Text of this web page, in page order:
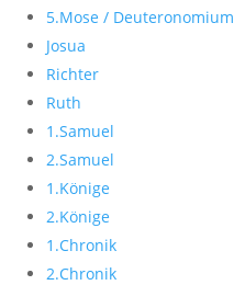
5.Mose / Deuteronomium
Josua
Richter
Ruth
1.Samuel
2.Samuel
1.Könige
2.Könige
1.Chronik
2.Chronik